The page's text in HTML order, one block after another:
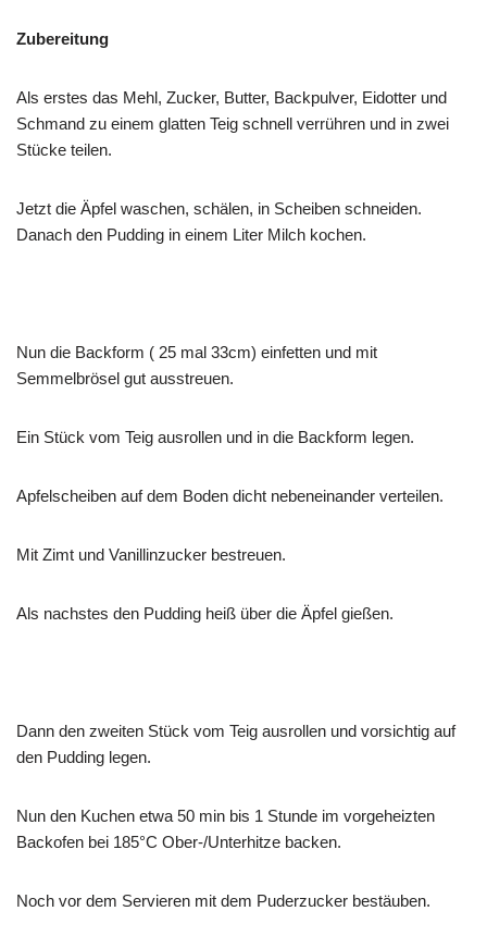
Zubereitung
Als erstes das Mehl, Zucker, Butter, Backpulver, Eidotter und
Schmand zu einem glatten Teig schnell verrühren und in zwei
Stücke teilen.
Jetzt die Äpfel waschen, schälen, in Scheiben schneiden.
Danach den Pudding in einem Liter Milch kochen.
Nun die Backform ( 25 mal 33cm) einfetten und mit
Semmelbrösel gut ausstreuen.
Ein Stück vom Teig ausrollen und in die Backform legen.
Apfelscheiben auf dem Boden dicht nebeneinander verteilen.
Mit Zimt und Vanillinzucker bestreuen.
Als nachstes den Pudding heiß über die Äpfel gießen.
Dann den zweiten Stück vom Teig ausrollen und vorsichtig auf
den Pudding legen.
Nun den Kuchen etwa 50 min bis 1 Stunde im vorgeheizten
Backofen bei 185°C Ober-/Unterhitze backen.
Noch vor dem Servieren mit dem Puderzucker bestäuben.